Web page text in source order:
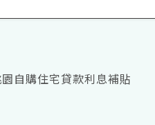
自購住宅貸款利息補貼